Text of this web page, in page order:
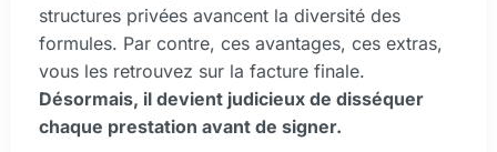
structures privées avancent la diversité des
formules. Par contre, ces avantages, ces extras,
vous les retrouvez sur la facture finale.
Désormais, il devient judicieux de disséquer
chaque prestation avant de signer.